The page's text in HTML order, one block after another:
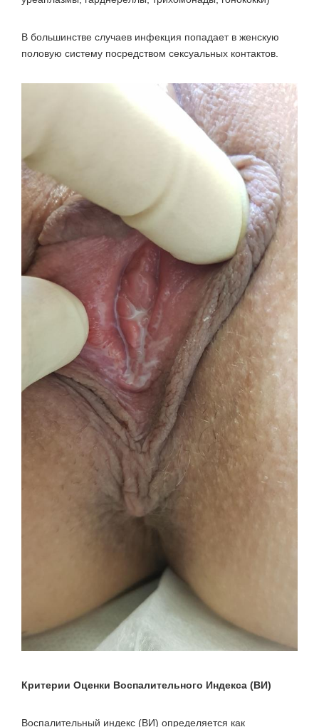
В большинстве случаев инфекция попадает в женскую
половую систему посредством сексуальных контактов.
Критерии Оценки Воспалительного Индекса (ВИ)
Воспалительный индекс (ВИ) определяется как